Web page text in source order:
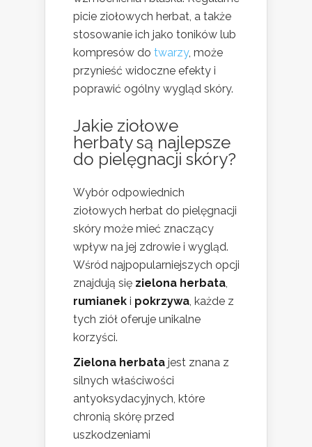
picie ziołowych herbat, a także
stosowanie ich jako toników lub
kompresów do twarzy, może
przynieść widoczne efekty i
poprawić ogólny wygląd skóry.
Jakie ziołowe
herbaty są najlepsze
do pielęgnacji skóry?
Wybór odpowiednich
ziołowych herbat do pielęgnacji
skóry może mieć znaczący
wpływ na jej zdrowie i wygląd.
Wśród najpopularniejszych opcji
znajdują się zielona herbata,
rumianek i pokrzywa, każde z
tych ziół oferuje unikalne
korzyści.
Zielona herbata jest znana z
silnych właściwości
antyoksydacyjnych, które
chronią skórę przed
uszkodzeniami